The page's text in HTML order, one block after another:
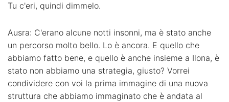
Tu c'eri, quindi dimmelo.
Ausra: C'erano alcune notti insonni, ma è stato anche
un percorso molto bello. Lo è ancora. E quello che
abbiamo fatto bene, e quello è anche insieme a Ilona, è
stato non abbiamo una strategia, giusto? Vorrei
condividere con voi la prima immagine di una nuova
struttura che abbiamo immaginato che è andata al